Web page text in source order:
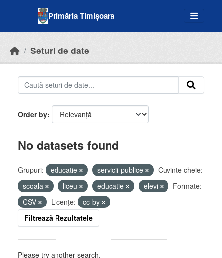
Primăria Timișoara
Seturi de date
Order by
No datasets found
Grupuri: educatie servicii-publice
Cuvinte cheie:
scoala
liceu educatie elevi
Formate:
CSV
Licenţe:
cc-by
Filtrează Rezultatele
Please try another search.